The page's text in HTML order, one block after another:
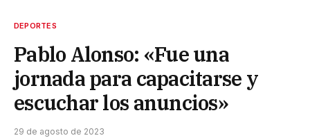
DEPORTES
Pablo Alonso: «Fue una
jornada para capacitarse y
escuchar los anuncios»
29 de agosto de 2023